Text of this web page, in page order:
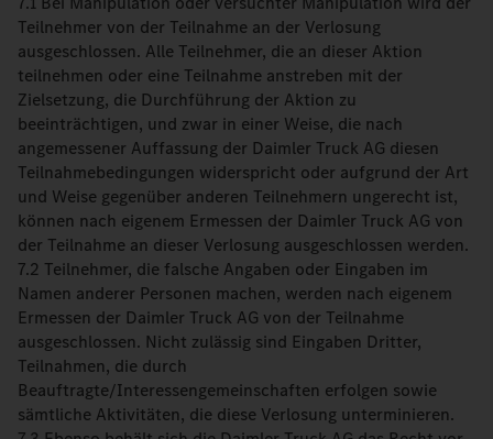
Teilnehmer von der Teilnahme an der Verlosung
ausgeschlossen. Alle Teilnehmer, die an dieser Aktion
teilnehmen oder eine Teilnahme anstreben mit der
Zielsetzung, die Durchführung der Aktion zu
beeinträchtigen, und zwar in einer Weise, die nach
angemessener Auffassung der Daimler Truck AG diesen
Teilnahmebedingungen widerspricht oder aufgrund der Art
und Weise gegenüber anderen Teilnehmern ungerecht ist,
können nach eigenem Ermessen der Daimler Truck AG von
der Teilnahme an dieser Verlosung ausgeschlossen werden.
7.2 Teilnehmer, die falsche Angaben oder Eingaben im
Namen anderer Personen machen, werden nach eigenem
Ermessen der Daimler Truck AG von der Teilnahme
ausgeschlossen. Nicht zulässig sind Eingaben Dritter,
Teilnahmen, die durch
Beauftragte/Interessengemeinschaften erfolgen sowie
sämtliche Aktivitäten, die diese Verlosung unterminieren.